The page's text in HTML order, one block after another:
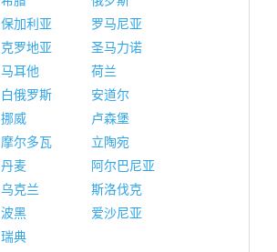
保加利亚
罗马尼亚
克罗地亚
圣马力诺
马耳他
荷兰
白俄罗斯
安道尔
挪威
卢森堡
摩尔多瓦
立陶宛
丹麦
阿尔巴尼亚
乌克兰
斯洛伐克
波黑
爱沙尼亚
瑞典